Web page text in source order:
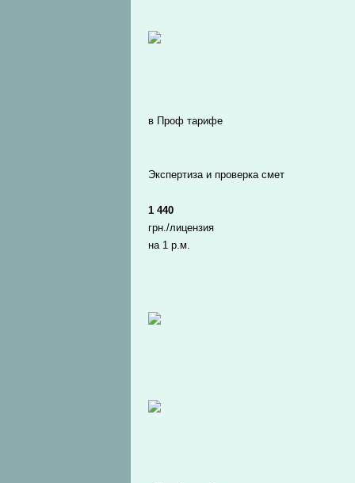
в Проф тарифе
Экспертиза и проверка смет
1 440
грн./лицензия
на 1 р.м.